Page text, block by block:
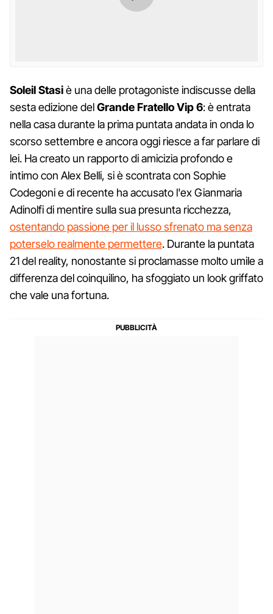
Soleil Stasiè una delle protagoniste indiscusse della
sesta edizione delGrande Fratello Vip 6: è entrata
nella casa durante la prima puntata andata in onda lo
scorso settembre e ancora oggi riesce a far parlare di
lei. Ha creato un rapporto di amicizia profondo e
intimo con Alex Belli, si è scontrata con Sophie
Codegoni e di recente ha accusato l'ex Gianmaria
Adinolfi di mentire sulla sua presunta ricchezza,
ostentando passione per il lusso sfrenato ma senza
poterselo realmente permettere. Durante la puntata
21 del reality, nonostante si proclamasse molto umile a
differenza del coinquilino, ha sfoggiato un look griffato
che vale una fortuna.